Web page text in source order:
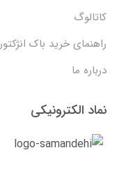
کاتالوگ
راهنمای خرید باک انژکتور
درباره ما
نماد الکترونیکی